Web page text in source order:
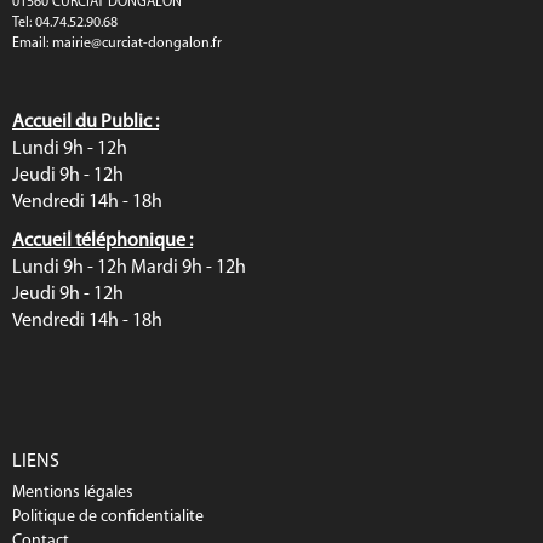
Tel: 04.74.52.90.68
Email: mairie@curciat-dongalon.fr
Accueil du Public :
Lundi 9h - 12h
Jeudi 9h - 12h
Vendredi 14h - 18h
Accueil téléphonique :
Lundi 9h - 12h Mardi 9h - 12h
Jeudi 9h - 12h
Vendredi 14h - 18h
LIENS
Mentions légales
Politique de confidentialite